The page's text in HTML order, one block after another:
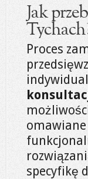
Jak
Proces
specyfikę